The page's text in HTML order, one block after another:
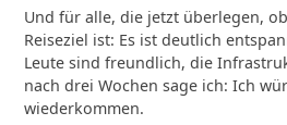
Und für alle, die jetzt überlegen,
Reiseziel ist: Es ist deutlich
Leute sind freundlich, die
nach drei Wochen sage ich: Ich
wiederkommen.